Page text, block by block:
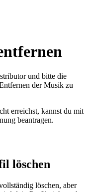
und bitte die
der Musik zu
erreichst, kannst du mit
beantragen.
löschen
löschen, aber